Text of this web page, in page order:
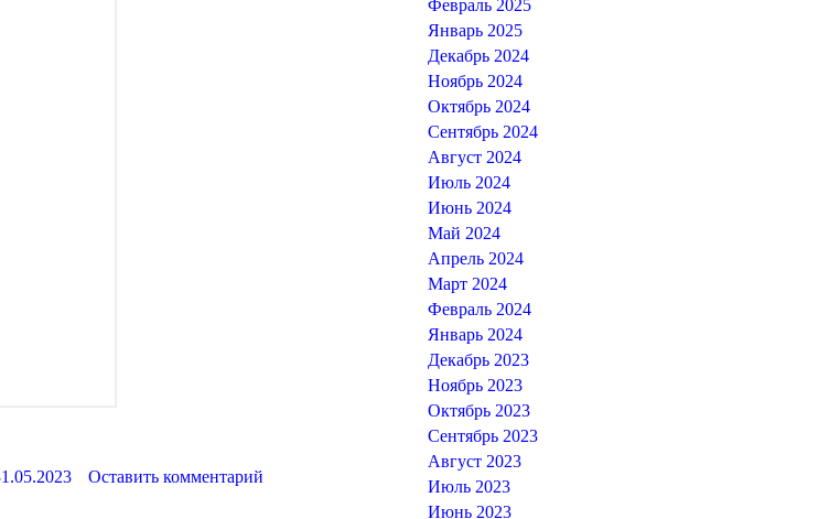
Оставить комментарий
Февраль 2025
Январь 2025
Декабрь 2024
Ноябрь 2024
Октябрь 2024
Сентябрь 2024
Август 2024
Июль 2024
Июнь 2024
Май 2024
Апрель 2024
Март 2024
Февраль 2024
Январь 2024
Декабрь 2023
Ноябрь 2023
Октябрь 2023
Сентябрь 2023
Август 2023
Июль 2023
Июнь 2023